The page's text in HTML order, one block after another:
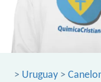
> Uruguay >